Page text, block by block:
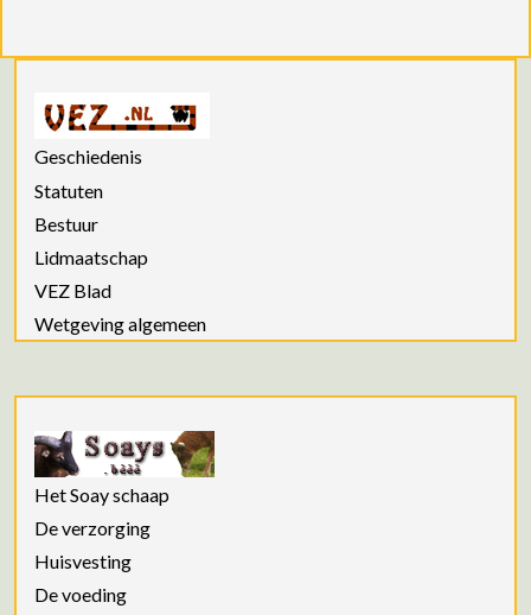
Geschiedenis
Statuten
Bestuur
Lidmaatschap
VEZ Blad
Wetgeving algemeen
Het Soay schaap
De verzorging
Huisvesting
De voeding